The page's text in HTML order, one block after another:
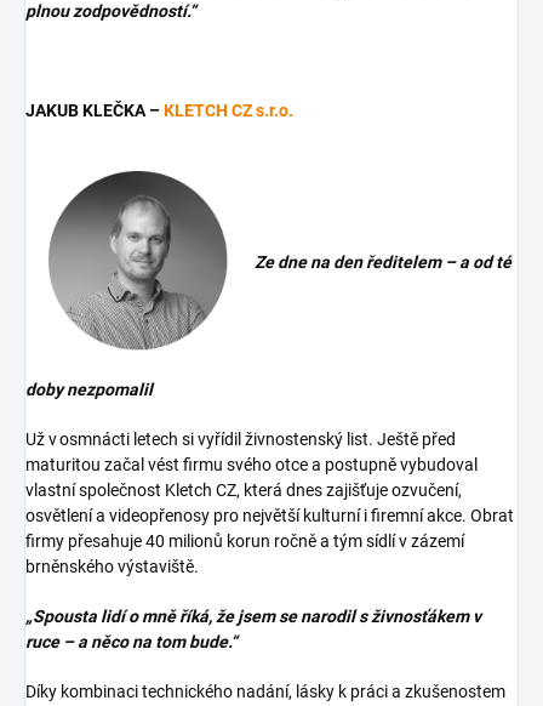
plnou zodpovědností.“
JAKUB KLEČKA –KLETCH CZ s.r.o.
Ze dne na den ředitelem – a od té
doby nezpomalil
Už v osmnácti letech si vyřídil živnostenský list. Ještě před
maturitou začal vést firmu svého otce a postupně vybudoval
vlastní společnost Kletch CZ, která dnes zajišťuje ozvučení,
osvětlení a videopřenosy pro největší kulturní i firemní akce. Obrat
firmy přesahuje 40 milionů korun ročně a tým sídlí v zázemí
brněnského výstaviště.
„Spousta lidí o mně říká, že jsem se narodil s živnosťákem v
ruce – a něco na tom bude.“
Díky kombinaci technického nadání, lásky k práci a zkušenostem